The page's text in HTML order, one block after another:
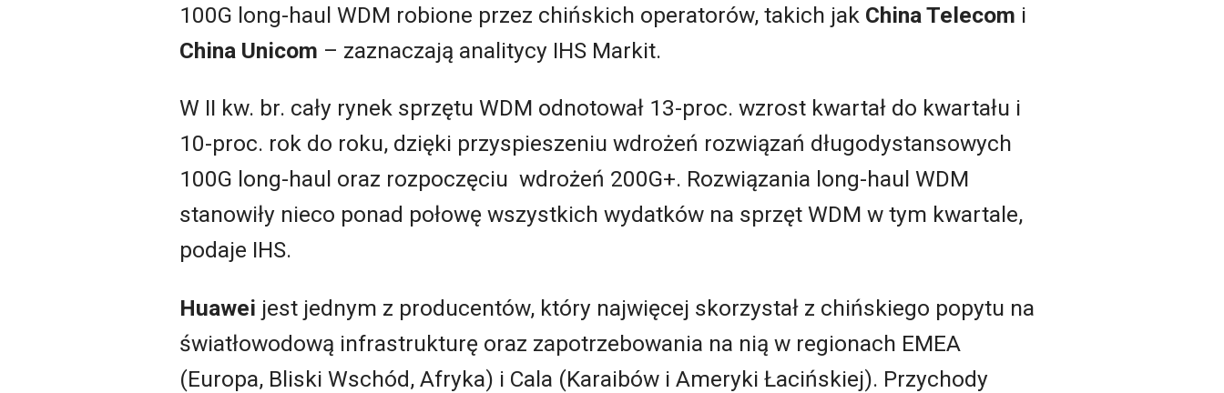
100G long-haul WDM robione przez chińskich operatorów, takich jak China Telecom i
China Unicom – zaznaczają analitycy IHS Markit.
W II kw. br. cały rynek sprzętu WDM odnotował 13-proc. wzrost kwartał do kwartału i
10-proc. rok do roku, dzięki przyspieszeniu wdrożeń rozwiązań długodystansowych
100G long-haul oraz rozpoczęciu wdrożeń 200G+. Rozwiązania long-haul WDM
stanowiły nieco ponad połowę wszystkich wydatków na sprzęt WDM w tym kwartale,
podaje IHS.
Huawei jest jednym z producentów, który najwięcej skorzystał z chińskiego popytu na
światłowodową infrastrukturę oraz zapotrzebowania na nią w regionach EMEA
(Europa, Bliski Wschód, Afryka) i Cala (Karaibów i Ameryki Łacińskiej). Przychody